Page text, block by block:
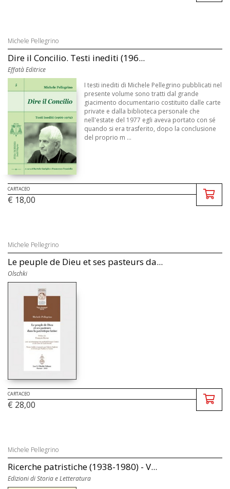
Michele Pellegrino
Dire il Concilio. Testi inediti (196...
Effatà Editrice
I testi inediti di Michele Pellegrino pubblicati nel
presente volume sono tratti dal grande
giacimento documentario costituito dalle carte
private e dalla biblioteca personale che
nell'estate del 1977 egli aveva portato con sé
quando si era trasferito, dopo la conclusione
del proprio m ...
CARTACEO
€ 18,00
Michele Pellegrino
Le peuple de Dieu et ses pasteurs da...
Olschki
CARTACEO
€ 28,00
Michele Pellegrino
Ricerche patristiche (1938-1980) - V...
Edizioni di Storia e Letteratura